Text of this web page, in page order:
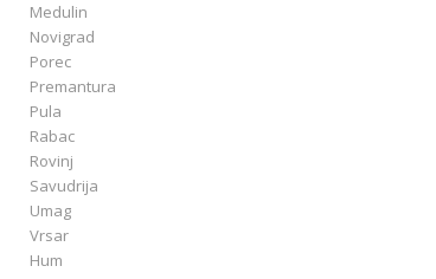
Medulin
Novigrad
Porec
Premantura
Pula
Rabac
Rovinj
Savudrija
Umag
Vrsar
Hum